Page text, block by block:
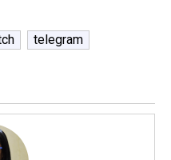
telegram